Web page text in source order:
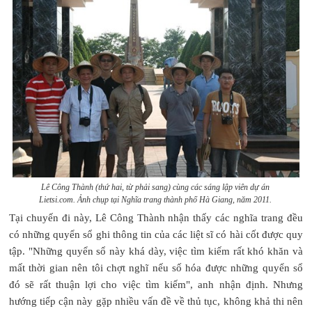
Lê Công Thành (thứ hai, từ phải sang) cùng các sáng lập viên dự án
Lietsi.com. Ảnh chụp tại Nghĩa trang thành phố Hà Giang, năm 2011.
Tại chuyến đi này, Lê Công Thành nhận thấy các nghĩa trang đều
có những quyển sổ ghi thông tin của các liệt sĩ có hài cốt được quy
tập. "Những quyển sổ này khá dày, việc tìm kiếm rất khó khăn và
mất thời gian nên tôi chợt nghĩ nếu số hóa được những quyển sổ
đó sẽ rất thuận lợi cho việc tìm kiếm", anh nhận định. Nhưng
hướng tiếp cận này gặp nhiều vấn đề về thủ tục, không khả thi nên